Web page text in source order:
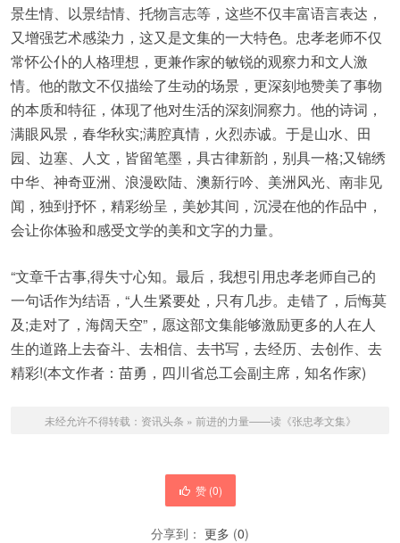
景生情、以景结情、托物言志等，这些不仅丰富语言表达，
又增强艺术感染力，这又是文集的一大特色。忠孝老师不仅
常怀公仆的人格理想，更兼作家的敏锐的观察力和文人激
情。他的散文不仅描绘了生动的场景，更深刻地赞美了事物
的本质和特征，体现了他对生活的深刻洞察力。他的诗词，
满眼风景，春华秋实;满腔真情，火烈赤诚。于是山水、田
园、边塞、人文，皆留笔墨，具古律新韵，别具一格;又锦绣
中华、神奇亚洲、浪漫欧陆、澳新行吟、美洲风光、南非见
闻，独到抒怀，精彩纷呈，美妙其间，沉浸在他的作品中，
会让你体验和感受文学的美和文字的力量。
“文章千古事,得失寸心知。最后，我想引用忠孝老师自己的
一句话作为结语，“人生紧要处，只有几步。走错了，后悔莫
及;走对了，海阔天空”，愿这部文集能够激励更多的人在人
生的道路上去奋斗、去相信、去书写，去经历、去创作、去
精彩!(本文作者：苗勇，四川省总工会副主席，知名作家)
未经允许不得转载： 资讯头条 » 前进的力量——读《张忠孝文集》
赞 (0)
分享到： 更多 (0)